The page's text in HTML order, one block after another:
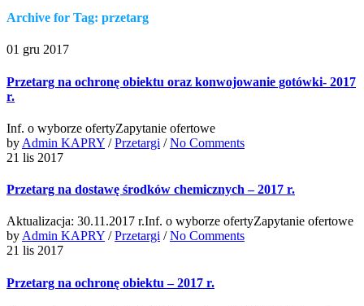
Archive for Tag: przetarg
01 gru 2017
Przetarg na ochronę obiektu oraz konwojowanie gotówki- 2017
r.
Inf. o wyborze ofertyZapytanie ofertowe
by Admin KAPRY /Przetargi /No Comments
21 lis 2017
Przetarg na dostawę środków chemicznych – 2017 r.
Aktualizacja: 30.11.2017 r.Inf. o wyborze ofertyZapytanie ofertowe
byAdmin KAPRY /Przetargi /No Comments
21 lis 2017
Przetarg na ochronę obiektu – 2017 r.